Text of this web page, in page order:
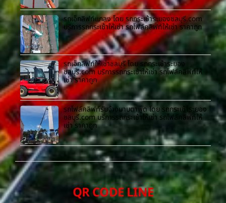
รถเอ็กลิฟท์แกลง โดย รถกระเช้าระยองชลบุรี.com
บริการรถกระเช้าให้เช่า รถโฟล์คลิฟท์ให้เช่า ราคาถูก
รถเอ็กลิฟท์ให้เช่าชลบุรี โดย รถกระเช้าระยอง
ชลบุรี.com บริการรถกระเช้าให้เช่า รถโฟล์คลิฟท์ให้
เช่า ราคาถูก
รถโฟล์คลิฟท์รับจ้างมาบตาพุด โดย รถกระเช้าระยอง
ชลบุรี.com บริการรถกระเช้าให้เช่า รถโฟล์คลิฟท์ให้
เช่า ราคาถูก
QR CODE LINE